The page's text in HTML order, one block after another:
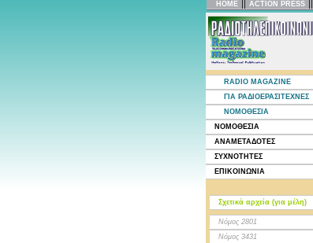
HOME ACTION PRESS
RADIO MAGAZINE
ΓΙΑ ΡΑΔΙΟΕΡΑΣΙΤΕΧΝΕΣ
ΝΟΜΟΘΕΣΙΑ
ΝΟΜΟΘΕΣΙΑ
ΑΝΑΜΕΤΑΔΟΤΕΣ
ΣΥΧΝΟΤΗΤΕΣ
ΕΠΙΚΟΙΝΩΝΙΑ
Σχετικά αρχεία (για μέλη)
Νόμος 2801
Νόμος 3431